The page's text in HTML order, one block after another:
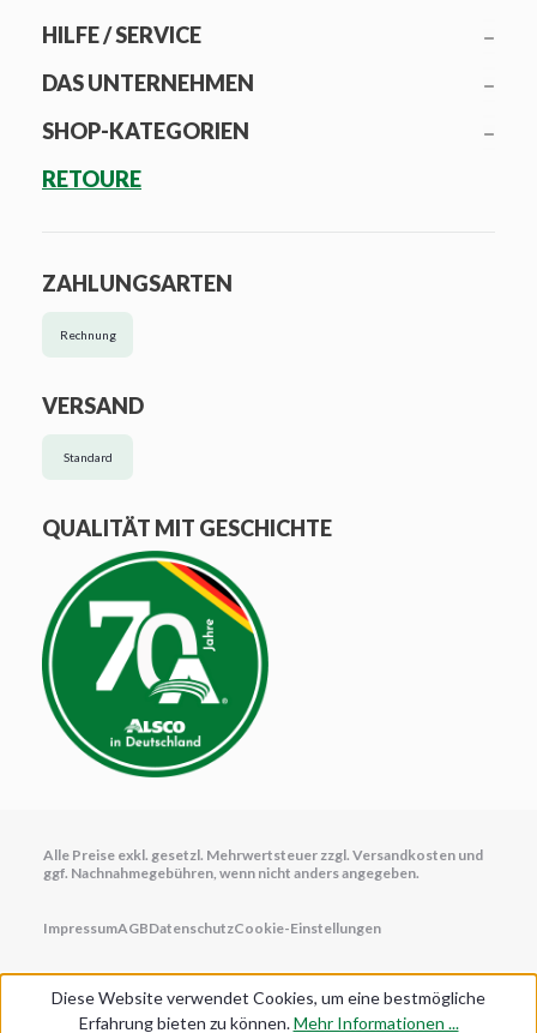
HILFE / SERVICE
DAS UNTERNEHMEN
SHOP-KATEGORIEN
RETOURE
ZAHLUNGSARTEN
Rechnung
VERSAND
Standard
QUALITÄT MIT GESCHICHTE
ImpressumAGBDatenschutzCookie-Einstellungen
Alle Preise exkl. gesetzl. Mehrwertsteuer zzgl. Versandkosten und
ggf. Nachnahmegebühren, wenn nicht anders angegeben.
Diese Website verwendet Cookies, um eine bestmögliche
Erfahrung bieten zu können.Mehr Informationen ...